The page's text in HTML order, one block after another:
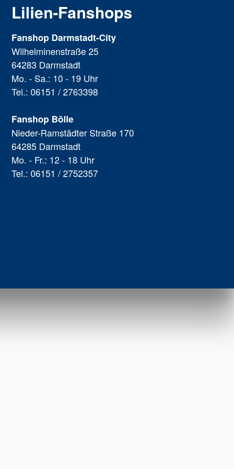
Lilien-Fanshops
Fanshop Darmstadt-City
Wilhelminenstraße 25
64283 Darmstadt
Mo. - Sa.: 10 - 19 Uhr
Tel.: 06151 / 2763398
Fanshop Bölle
Nieder-Ramstädter Straße 170
64285 Darmstadt
Mo. - Fr.: 12 - 18 Uhr
Tel.: 06151 / 2752357